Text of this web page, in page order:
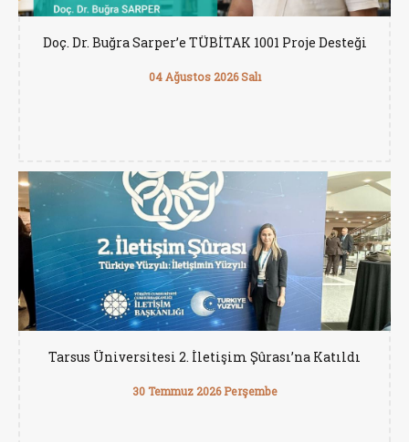
Doç. Dr. Buğra Sarper’e TÜBİTAK 1001 Proje Desteği
04 Ağustos 2026 Salı
Tarsus Üniversitesi 2. İletişim Şûrası’na Katıldı
30 Temmuz 2026 Perşembe